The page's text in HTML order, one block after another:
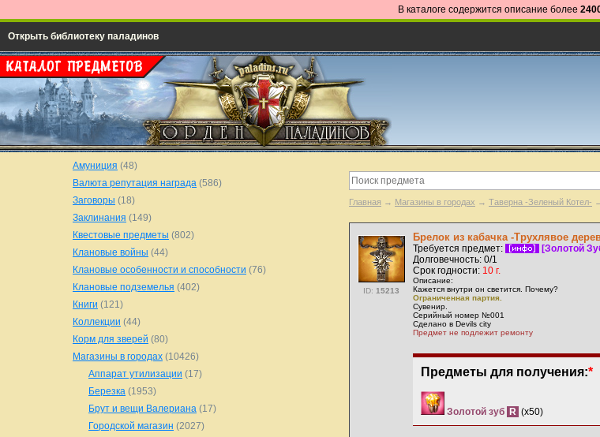
В каталоге содержится описание более
Открыть библиотеку паладинов
Главная → Магазины в городах → Таверна -Зеленый Котел-
ID: 15213
Брелок из кабачка -Трухлявое
Требуется предмет:
[Золотой
Долговечность: 0/1
Срок годности: 10 г.
Описание:
Кажется внутри он светится. Почему?
Ограниченная партия.
Сувенир.
Серийный номер №001
Сделано в Devils city
Предмет не подлежит ремонту
Предметы для получения:*
Золотой зуб R (x50)
Амуниция (48)
Валюта репутация награда (586)
Заговоры (18)
Заклинания (149)
Квестовые предметы (802)
Клановые войны (44)
Клановые особенности и способности (76)
Клановые подземелья (402)
Книги (121)
Коллекции (44)
Корм для зверей (80)
Магазины в городах (10426)
Аппарат утилизации (17)
Березка (1953)
Брут и вещи Валериана (17)
Городской магазин (2027)